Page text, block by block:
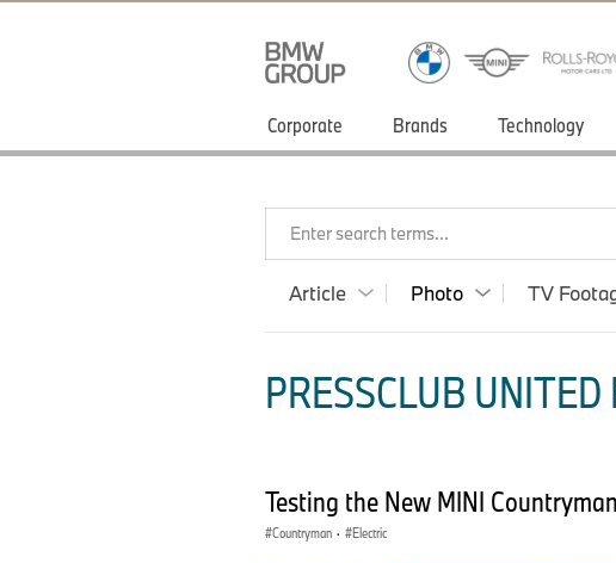
Corporate Brands Technology
Enter search terms...
Article Photo TV
PRESSCLUB UNITED
Testing the New MINI
Countryman · Electric